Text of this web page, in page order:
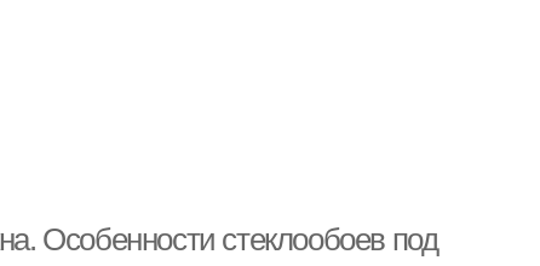
Особенности стеклообоев под